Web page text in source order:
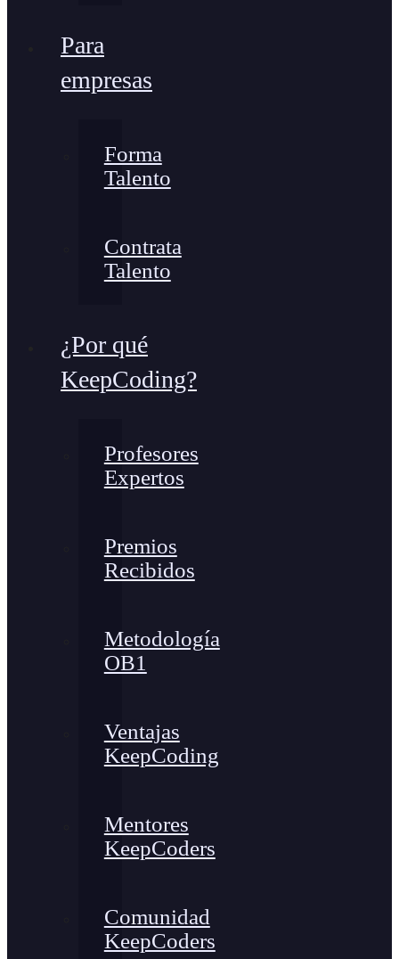
Para
empresas
Forma
Talento
Contrata
Talento
¿Por qué
KeepCoding?
Profesores
Expertos
Premios
Recibidos
Metodología
OB1
Ventajas
KeepCoding
Mentores
KeepCoders
Comunidad
KeepCoders